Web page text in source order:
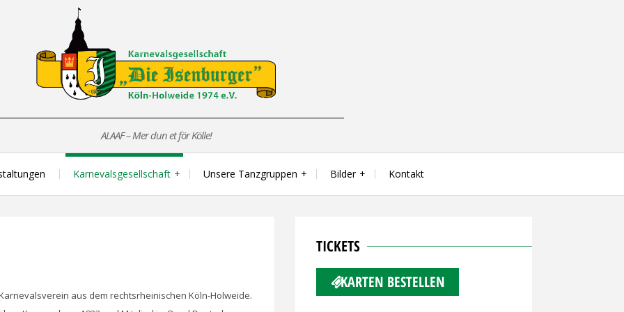
ALAAF – Mer dun et för Kölle!
Karnevalsgesellschaft Unsere Tanzgruppen Bilder Kontakt
aus dem rechtsrheinischen Köln-Holweide.
TICKETS
KARTEN BESTELLEN